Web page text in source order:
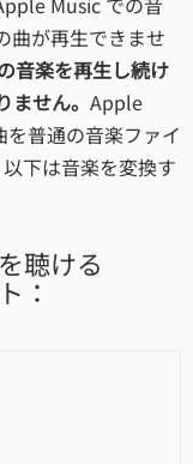
曲が再生できませ
音楽を再生し続け
せん。 Apple
普通の音楽ファイ
下は音楽を変換す
聴ける
：